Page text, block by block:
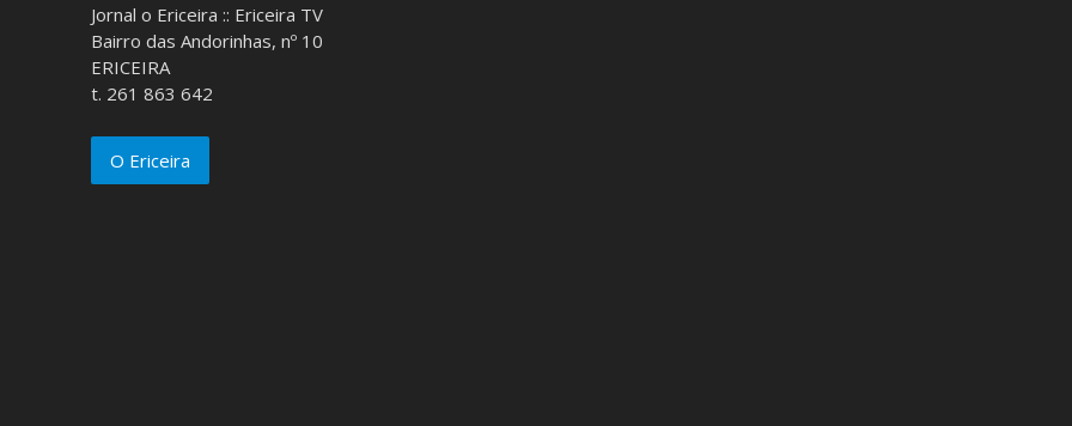
Jornal o Ericeira :: Ericeira TV
Bairro das Andorinhas, nº 10
ERICEIRA
t. 261 863 642
O Ericeira